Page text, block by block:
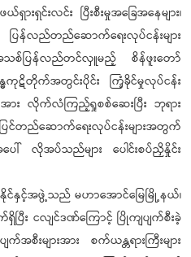
ားရှင်းလင်း ပြီးစီးမှုအခြေအနေများ၊
ြန်လည်တည်ဆောက်ရေးလုပ်ငန်းများ
အသစ်ပြန်လည်တင်လှူမည့် စိန်ဖူးတော်
န္ဓကုဋိတိုက်အတွင်းပိုင်း ကြံ့ခိုင်မှုလုပ်ငန်း
အား လိုက်လံကြည့်ရှုစစ်ဆေးပြီး ဘုရား
င်တည်ဆောက်ရေးလုပ်ငန်းများအတွက်
ေါ် လိုအပ်သည်များ ပေါင်းစပ်ညှိနှိုင်း
နှင့်အဖွဲ့သည် မဟာအောင်မြေမြို့နယ်၊
း ငလျင်ဒဏ်ကြောင့် ပြိုကျပျက်စီးခဲ့
းများအား စက်ယန္တရားကြီးများ